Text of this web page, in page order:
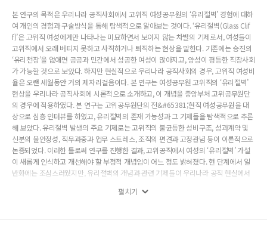
본 연구의 목적은 우리나라 공직사회에서 고위직 여성공무원의 ‘유리절벽’ 경험에 대하
여 개인의 경험과 구술방식을 통해 탐색적으로 알아보는 것이다. ‘유리절벽(Glass Clif
f)’은 고위직 여성에게만 나타나는 미묘하면서 보이지 않는 차별의 기제로서, 여성들이
고위직에서 오래 버티지 못하고 사직하거나 퇴직하는 현상을 말한다. 기존에는 승진의
‘유리천장’을 없애면 공공과 민간에서 성공한 여성이 많아지고, 양성이 평등한 직장사회
가 가능할 것으로 보았다. 하지만 현실적으로 우리나라 공직사회의 경우, 고위직 여성비
율은 오랜 세월동안 거의 제자리걸음이다. 본 연구는 여성공무원 고위직의 ‘유리절벽’
현상을 우리나라 공직사회에 시론적으로 소개하고, 이 개념을 중앙부처 고위공무원단
의 경우에 적용하였다. 본 연구는 고위공무원단의 전&#65381;현직 여성공무원을 대
상으로 심층 인터뷰를 하였고, 유리절벽의 존재 가능성과 그 기제들을 탐색적으로 추론
해 보았다. 유리절벽 발생의 주요 기제로는 고위직의 불균등한 성비구조, 성과계약 및
신분의 불안정성, 직무과중과 업무 스트레스, 조직의 편견과 고정관념 등이 이론적으로
논증되었다. 이러한 틀로써 연구를 진행한 결과, 고위공직에서 여성의 ‘유리절벽’ 가설
이 새롭게 인식하고 개선해야 할 부정적 개념임이 어느 정도 밝혀졌다. 현 단계에서 일
반화에는 조심스러웠지만, 유리절벽의 개념과 관련 기제들이 우리나라 공직 현실에서
문화연구 전반에 있어서 ‘유리절벽’이 앞으로 ‘유리천장’과 함께 중요한 주제로 고려되
펼치기